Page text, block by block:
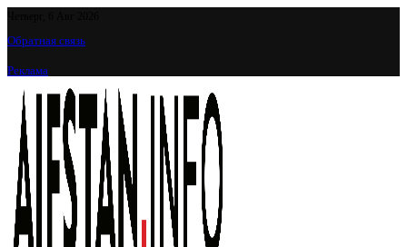
Обратная связь
Реклама